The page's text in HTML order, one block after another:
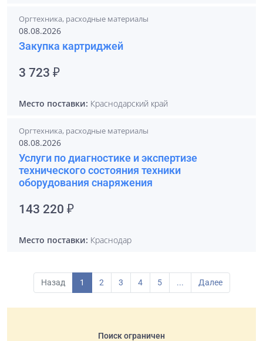
Оргтехника, расходные материалы
08.08.2026
Закупка картриджей
3 723 ₽
Место поставки: Краснодарский край
Оргтехника, расходные материалы
08.08.2026
Услуги по диагностике и экспертизе
технического состояния техники
оборудования снаряжения
143 220 ₽
Место поставки: Краснодар
Назад 1 2 3 4 5 ... Далее
Поиск ограничен